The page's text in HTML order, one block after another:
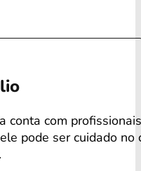
conta com
pode ser cuidado no